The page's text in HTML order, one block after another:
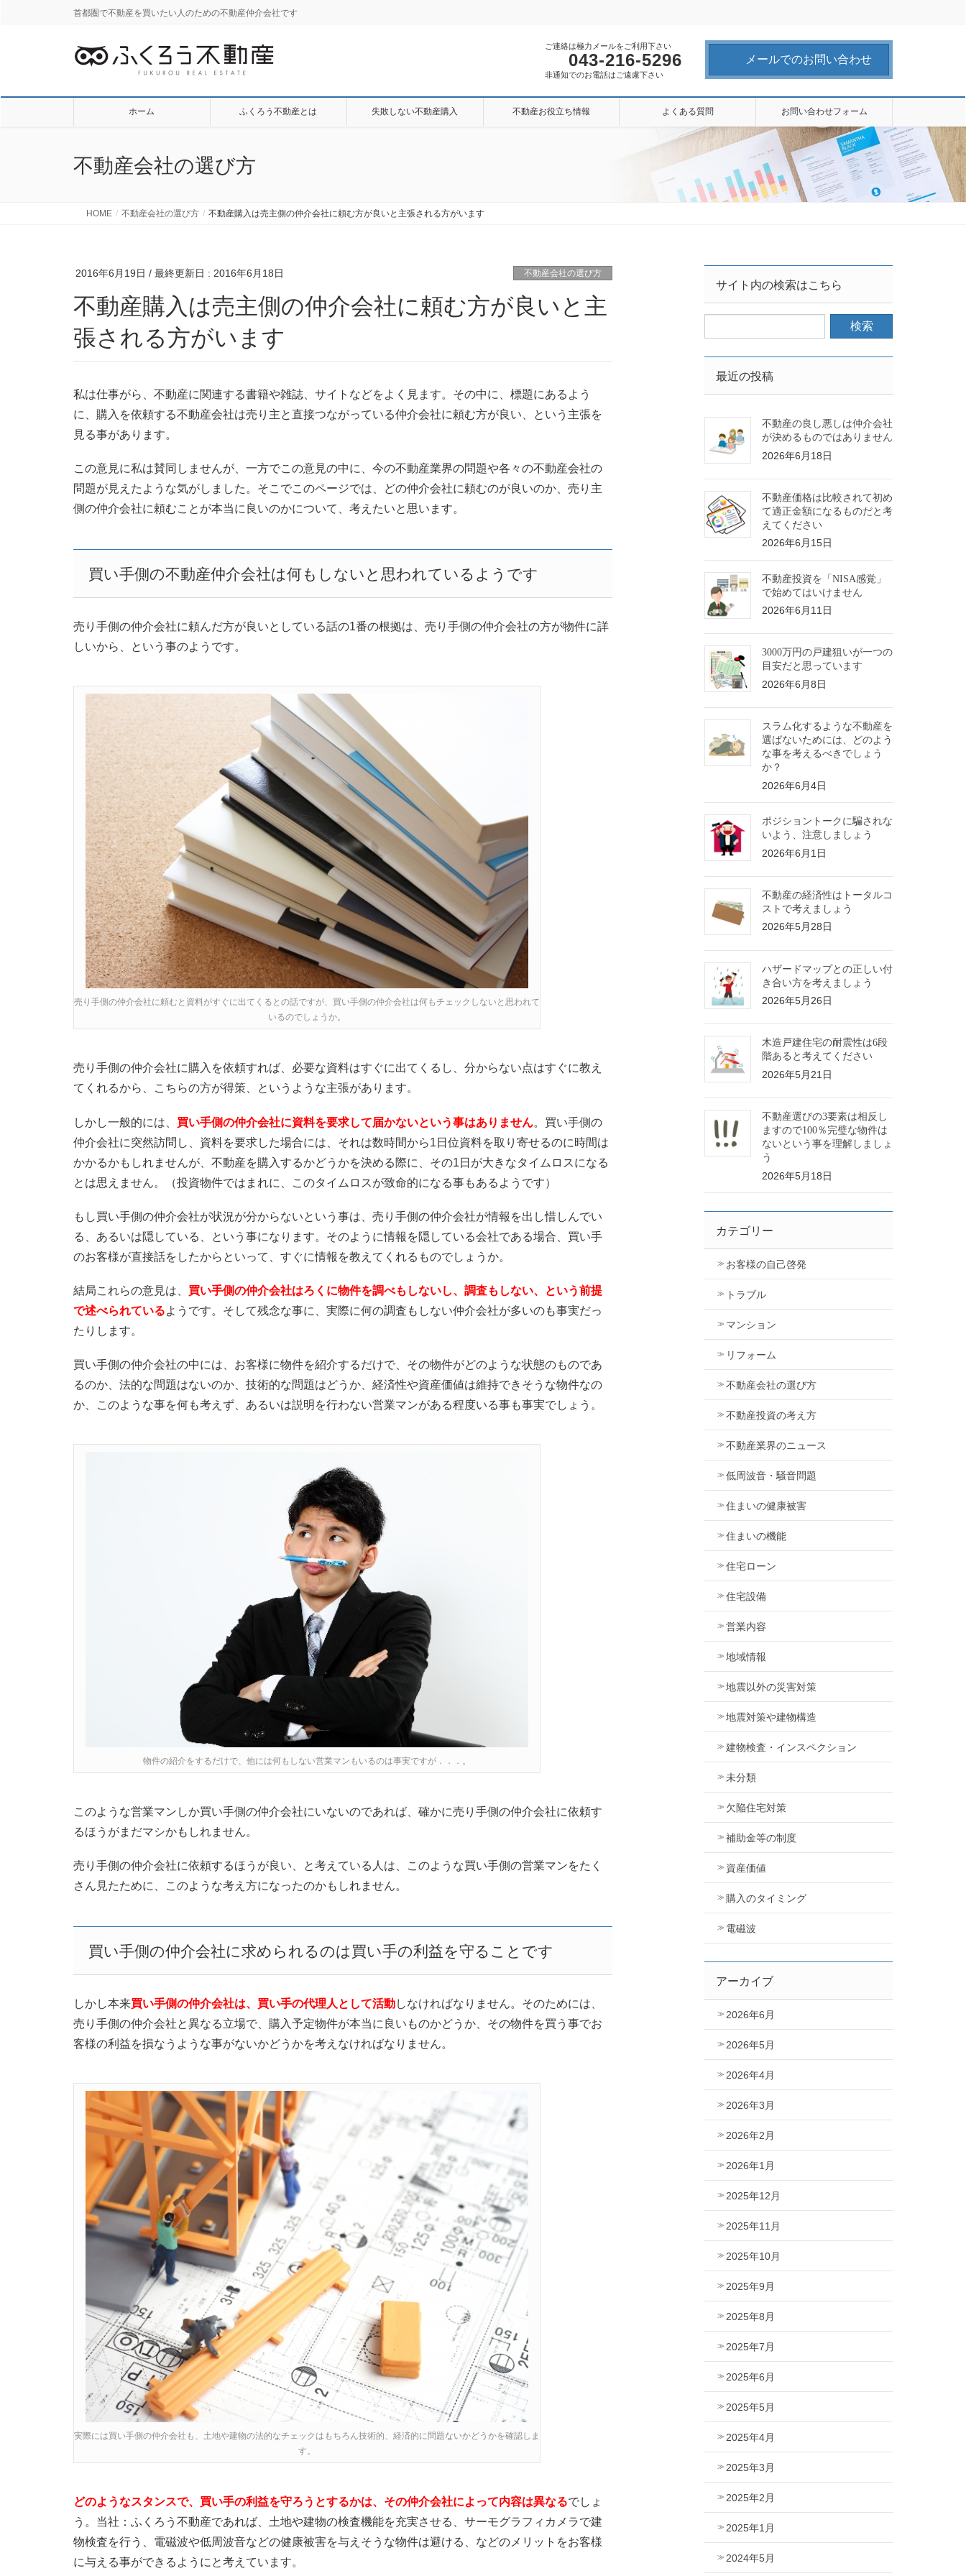
首都圏で不動産を買いたい人のための不動産仲介会社です
ご連絡は極力メールをご利用下さい
043-216-5296
非通知でのお電話はご遠慮下さい
メールでのお問い合わせ
ホーム ふくろう不動産とは 失敗しない不動産購入 不動産お役立ち情報 よくある質問 お問い合わせフォーム
不動産会社の選び方
HOME 不動産会社の選び方 不動産購入は売主側の仲介会社に頼む方が良いと主張される方がいます
2016年6月19日 / 最終更新日 : 2016年6月18日 不動産会社の選び方
不動産購入は売主側の仲介会社に頼む方が良いと主
張される方がいます
私は仕事がら、不動産に関連する書籍や雑誌、サイトなどをよく見ます。その中に、標題にあるよう
に、購入を依頼する不動産会社は売り主と直接つながっている仲介会社に頼む方が良い、という主張を
見る事があります。
この意見に私は賛同しませんが、一方でこの意見の中に、今の不動産業界の問題や各々の不動産会社の
問題が見えたような気がしました。そこでこのページでは、どの仲介会社に頼むのが良いのか、売り主
側の仲介会社に頼むことが本当に良いのかについて、考えたいと思います。
買い手側の不動産仲介会社は何もしないと思われているようです
売り手側の仲介会社に頼んだ方が良いとしている話の1番の根拠は、売り手側の仲介会社の方が物件に詳
しいから、という事のようです。
売り手側の仲介会社に頼むと資料がすぐに出てくるとの話ですが、買い手側の仲介会社は何もチェックしないと思われて
いるのでしょうか。
売り手側の仲介会社に購入を依頼すれば、必要な資料はすぐに出てくるし、分からない点はすぐに教え
てくれるから、こちらの方が得策、というような主張があります。
しかし一般的には、 買い手側の仲介会社に資料を要求して届かないという事はありません。買い手側の
仲介会社に突然訪問し、資料を要求した場合には、それは数時間から1日位資料を取り寄せるのに時間は
かかるかもしれませんが、不動産を購入するかどうかを決める際に、その1日が大きなタイムロスになる
とは思えません。（投資物件ではまれに、このタイムロスが致命的になる事もあるようです）
もし買い手側の仲介会社が状況が分からないという事は、売り手側の仲介会社が情報を出し惜しんでい
る、あるいは隠している、という事になります。そのように情報を隠している会社である場合、買い手
のお客様が直接話をしたからといって、すぐに情報を教えてくれるものでしょうか。
結局これらの意見は、 買い手側の仲介会社はろくに物件を調べもしないし、調査もしない、という前提
で述べられているようです。そして残念な事に、実際に何の調査もしない仲介会社が多いのも事実だっ
たりします。
買い手側の仲介会社の中には、お客様に物件を紹介するだけで、その物件がどのような状態のものであ
るのか、法的な問題はないのか、技術的な問題はどうか、経済性や資産価値は維持できそうな物件なの
か、このような事を何も考えず、あるいは説明を行わない営業マンがある程度いる事も事実でしょう。
物件の紹介をするだけで、他には何もしない営業マンもいるのは事実ですが．．．。
このような営業マンしか買い手側の仲介会社にいないのであれば、確かに売り手側の仲介会社に依頼す
るほうがまだマシかもしれません。
売り手側の仲介会社に依頼するほうが良い、と考えている人は、このような買い手側の営業マンをたく
さん見たために、このような考え方になったのかもしれません。
買い手側の仲介会社に求められるのは買い手の利益を守ることです
しかし本来買い手側の仲介会社は、買い手の代理人として活動しなければなりません。そのためには、
売り手側の仲介会社と異なる立場で、購入予定物件が本当に良いものかどうか、その物件を買う事でお
客様の利益を損なうような事がないかどうかを考えなければなりません。
実際には買い手側の仲介会社も、土地や建物の法的なチェックはもちろん技術的、経済的に問題ないかどうかを確認しま
す。
どのようなスタンスで、買い手の利益を守ろうとするかは、その仲介会社によって内容は異なるでしょ
う。当社：ふくろう不動産であれば、土地や建物の検査機能を充実させる、サーモグラフィカメラで建
物検査を行う、電磁波や低周波音などの健康被害を与えそうな物件は避ける、などのメリットをお客様
に与える事ができるようにと考えています。
サイト内の検索はこちら
最近の投稿
不動産の良し悪しは仲介会社
が決めるものではありません
2026年6月18日
不動産価格は比較されて初め
て適正金額になるものだと考
えてください
2026年6月15日
不動産投資を「NISA感覚」
で始めてはいけません
2026年6月11日
3000万円の戸建狙いが一つの
目安だと思っています
2026年6月8日
スラム化するような不動産を
選ばないためには、どのよう
な事を考えるべきでしょう
か？
2026年6月4日
ポジショントークに騙されな
いよう、注意しましょう
2026年6月1日
不動産の経済性はトータルコ
ストで考えましょう
2026年5月28日
ハザードマップとの正しい付
き合い方を考えましょう
2026年5月26日
木造戸建住宅の耐震性は6段
階あると考えてください
2026年5月21日
不動産選びの3要素は相反し
ますので100％完璧な物件は
ないという事を理解しましょ
う
2026年5月18日
カテゴリー
お客様の自己啓発
トラブル
マンション
リフォーム
不動産会社の選び方
不動産投資の考え方
不動産業界のニュース
低周波音・騒音問題
住まいの健康被害
住まいの機能
住宅ローン
住宅設備
営業内容
地域情報
地震以外の災害対策
地震対策や建物構造
建物検査・インスペクション
未分類
欠陥住宅対策
補助金等の制度
資産価値
購入のタイミング
電磁波
アーカイブ
2026年6月
2026年5月
2026年4月
2026年3月
2026年2月
2026年1月
2025年12月
2025年11月
2025年10月
2025年9月
2025年8月
2025年7月
2025年6月
2025年5月
2025年4月
2025年3月
2025年2月
2025年1月
2024年5月